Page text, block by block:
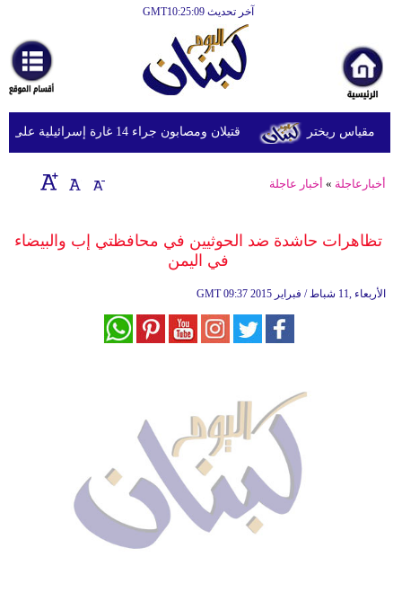
آخر تحديث GMT10:25:09
أخبارعاجلة
رياضة
ثقافة
إقتصاد
وموسيقى
قتيلان ومصابون جراء 14 غارة إسرائيلية على شرق وجنوب لبنان
أخبارعاجلة » أخبار عاجلة
تظاهرات حاشدة ضد الحوثيين في محافظتي إب والبيضاء
في اليمن
GMT 09:37 2015 الأربعاء ,11 شباط / فبراير